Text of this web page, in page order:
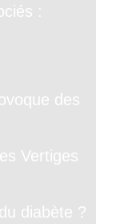
:
des
Vertiges
diabète ?